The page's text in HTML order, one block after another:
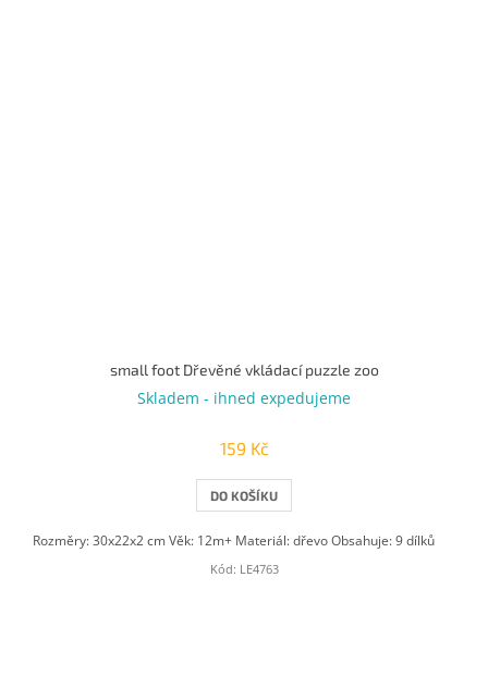
small foot Dřevěné vkládací puzzle zoo
Skladem - ihned expedujeme
159 Kč
DO KOŠÍKU
Rozměry: 30x22x2 cm Věk: 12m+ Materiál: dřevo Obsahuje: 9 dílků
Kód: LE4763